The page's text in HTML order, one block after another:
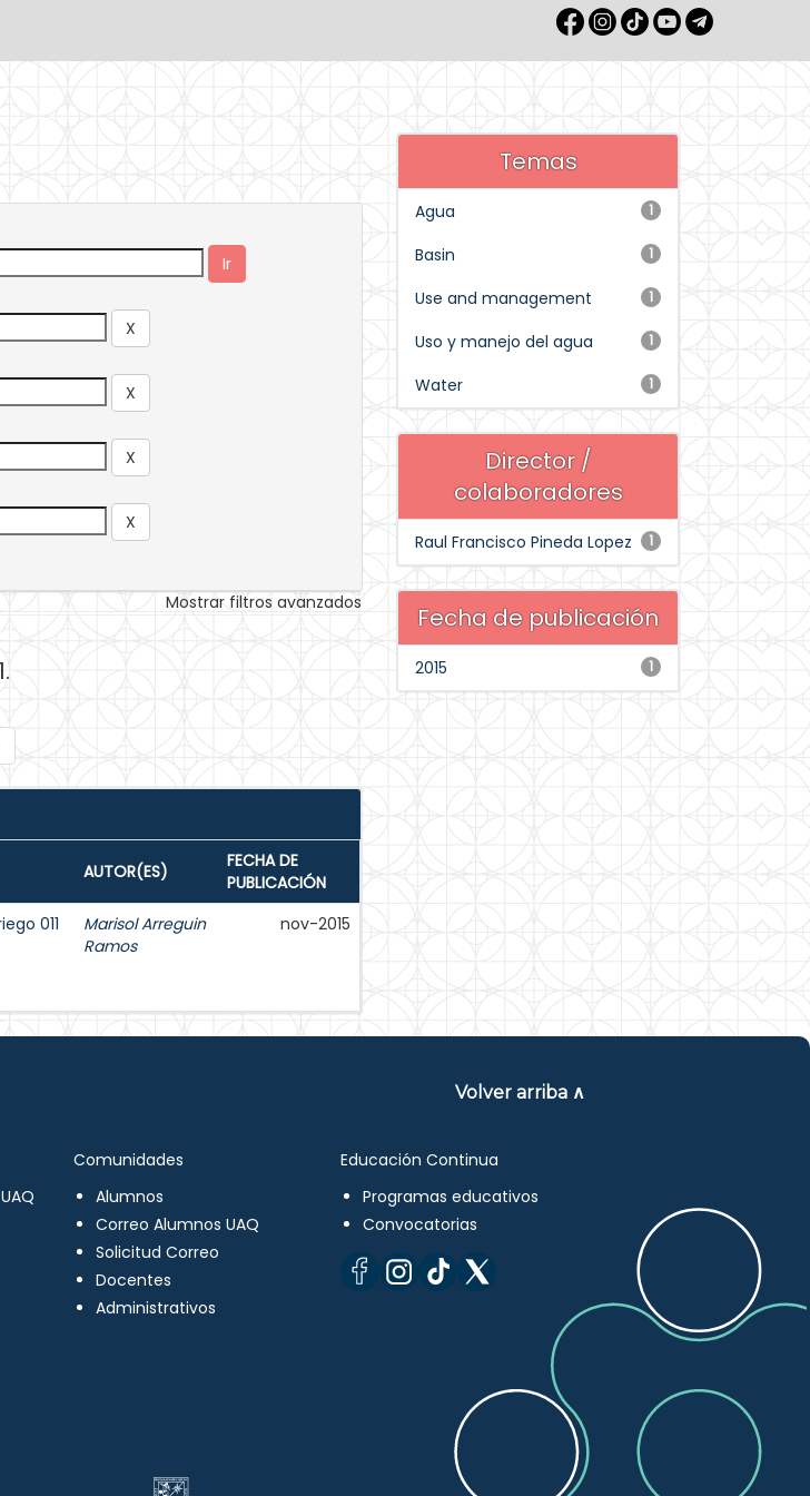
Mostrar filtros avanzados
AUTOR(ES)
FECHA DE
PUBLICACIÓN
011
Marisol Arreguin
Ramos
nov-2015
Temas
1
Agua
1
Basin
1
Use and management
1
Uso y manejo del agua
1
Water
Director /
colaboradores
1
Raul Francisco Pineda Lopez
Fecha de publicación
1
2015
Volver arriba ∧
Comunidades
Alumnos
Correo Alumnos UAQ
Solicitud Correo
Docentes
Administrativos
Educación Continua
Programas educativos
Convocatorias